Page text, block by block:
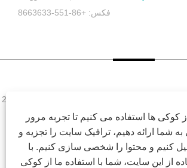
فکس: +86-551-8663633
حق چاپ © 2022 Symor Instrument Equipment Co., Ltd. Environmental
Test Chamber, Electronic Dry Cobine,
صفحه اصلی درباره ما محصولات اخبار
کوکی ها استفاده می کنیم تا تجربه مرور
به شما ارائه دهیم، ترافیک سایت را تجزیه و
کنیم و محتوا را شخصی سازی کنیم. با
از این سایت، شما با استفاده ما از کوکی